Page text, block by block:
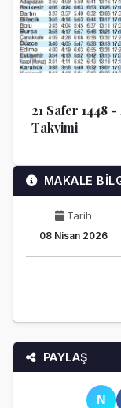
21 Safer 1448
Takvimi
MAKALE
Tarih
08 Nisan 2026
PAYLAŞ
N